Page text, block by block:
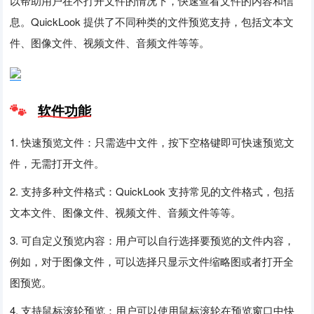
息。QuickLook 提供了不同种类的文件预览支持，包括文本文
件、图像文件、视频文件、音频文件等等。
软件功能
1. 快速预览文件：只需选中文件，按下空格键即可快速预览文
件，无需打开文件。
2. 支持多种文件格式：QuickLook 支持常见的文件格式，包括
文本文件、图像文件、视频文件、音频文件等等。
3. 可自定义预览内容：用户可以自行选择要预览的文件内容，
例如，对于图像文件，可以选择只显示文件缩略图或者打开全
图预览。
4. 支持鼠标滚轮预览：用户可以使用鼠标滚轮在预览窗口中快